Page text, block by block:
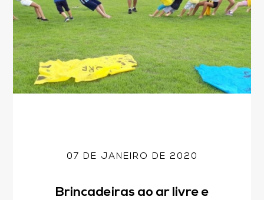
07 DE JANEIRO DE 2020
Brincadeiras ao ar livre e